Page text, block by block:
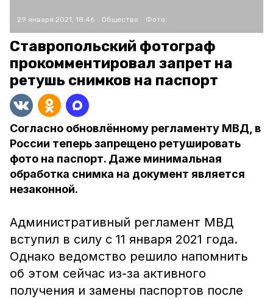
29 января 2021, 18:46 Общество Фото:
Ставропольский фотограф
прокомментировал запрет на
ретушь снимков на паспорт
Согласно обновлённому регламенту МВД, в
России теперь запрещено ретушировать
фото на паспорт. Даже минимальная
обработка снимка на документ является
незаконной.
Административный регламент МВД
вступил в силу с 11 января 2021 года.
Однако ведомство решило напомнить
об этом сейчас из-за активного
получения и замены паспортов после